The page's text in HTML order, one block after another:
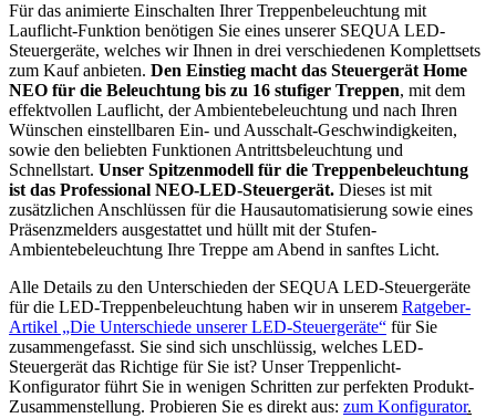
Für das animierte Einschalten Ihrer Treppenbeleuchtung mit
Lauflicht-Funktion benötigen Sie eines unserer SEQUA LED-
Steuergeräte, welches wir Ihnen in drei verschiedenen Komplettsets
zum Kauf anbieten. Den Einstieg macht das Steuergerät Home
NEO für die Beleuchtung bis zu 16 stufiger Treppen, mit dem
effektvollen Lauflicht, der Ambientebeleuchtung und nach Ihren
Wünschen einstellbaren Ein- und Ausschalt-Geschwindigkeiten,
sowie den beliebten Funktionen Antrittsbeleuchtung und
Schnellstart. Unser Spitzenmodell für die Treppenbeleuchtung
ist das Professional NEO-LED-Steuergerät. Dieses ist mit
zusätzlichen Anschlüssen für die Hausautomatisierung sowie eines
Präsenzmelders ausgestattet und hüllt mit der Stufen-
Ambientebeleuchtung Ihre Treppe am Abend in sanftes Licht.
Alle Details zu den Unterschieden der SEQUA LED-Steuergeräte
für die LED-Treppenbeleuchtung haben wir in unserem Ratgeber-
Artikel „Die Unterschiede unserer LED-Steuergeräte“ für Sie
zusammengefasst. Sie sind sich unschlüssig, welches LED-
Steuergerät das Richtige für Sie ist? Unser Treppenlicht-
Konfigurator führt Sie in wenigen Schritten zur perfekten Produkt-
Zusammenstellung. Probieren Sie es direkt aus: zum Konfigurator.